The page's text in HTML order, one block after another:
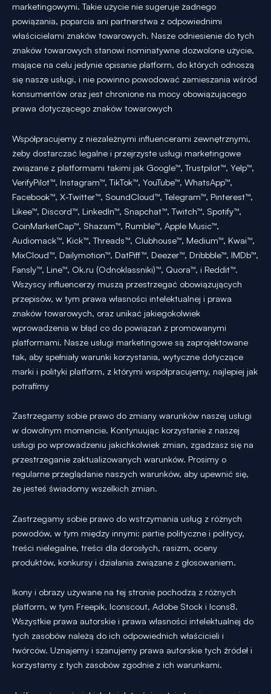
marketingowymi. Takie użycie nie sugeruje żadnego
powiązania, poparcia ani partnerstwa z odpowiednimi
właścicielami znaków towarowych. Nasze odniesienie do tych
znaków towarowych stanowi nominatywne dozwolone użycie,
mające na celu jedynie opisanie platform, do których odnoszą
się nasze usługi, i nie powinno powodować zamieszania wśród
konsumentów oraz jest chronione na mocy obowiązującego
prawa dotyczącego znaków towarowych
Współpracujemy z niezależnymi influencerami zewnętrznymi,
żeby dostarczać legalne i przejrzyste usługi marketingowe
związane z platformami takimi jak Google™, Trustpilot™, Yelp™,
VerifyPilot™, Instagram™, TikTok™, YouTube™, WhatsApp™,
Facebook™, X-Twitter™, SoundCloud™, Telegram™, Pinterest™,
Likee™, Discord™, LinkedIn™, Snapchat™, Twitch™, Spotify™,
CoinMarketCap™, Shazam™, Rumble™, Apple Music™,
Audiomack™, Kick™, Threads™, Clubhouse™, Medium™, Kwai™,
MixCloud™, Dailymotion™, DatPiff™, Deezer™, Dribbble™, IMDb™,
Fansly™, Line™, Ok.ru (Odnoklassniki)™, Quora™, i Reddit™.
Wszyscy influencerzy muszą przestrzegać obowiązujących
przepisów, w tym prawa własności intelektualnej i prawa
znaków towarowych, oraz unikać jakiegokolwiek
wprowadzenia w błąd co do powiązań z promowanymi
platformami. Nasze usługi marketingowe są zaprojektowane
tak, aby spełniały warunki korzystania, wytyczne dotyczące
marki i polityki platform, z którymi współpracujemy, najlepiej jak
potrafimy
Zastrzegamy sobie prawo do zmiany warunków naszej usługi
w dowolnym momencie. Kontynuując korzystanie z naszej
usługi po wprowadzeniu jakichkolwiek zmian, zgadzasz się na
przestrzeganie zaktualizowanych warunków. Prosimy o
regularne przeglądanie naszych warunków, aby upewnić się,
że jesteś świadomy wszelkich zmian.
Zastrzegamy sobie prawo do wstrzymania usług z różnych
powodów, w tym między innymi: partie polityczne i politycy,
treści nielegalne, treści dla dorosłych, rasizm, oceny
produktów, konkursy i działania związane z głosowaniem.
Ikony i obrazy używane na tej stronie pochodzą z różnych
platform, w tym Freepik, Iconscout, Adobe Stock i Icons8.
Wszystkie prawa autorskie i prawa własności intelektualnej do
tych zasobów należą do ich odpowiednich właścicieli i
twórców. Uznajemy i szanujemy prawa autorskie tych źródeł i
korzystamy z tych zasobów zgodnie z ich warunkami.